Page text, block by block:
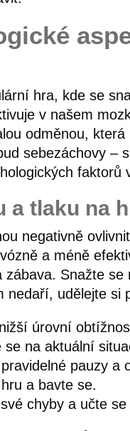
hra, kde se
v našem
odměnou,
sebezáchovy –
a tlaku na
negativně
a méně
zábava. Snažte
nedaří, udělejte si
úrovní
se na aktuální
pauzy a
a bavte se.
chyby a učte se